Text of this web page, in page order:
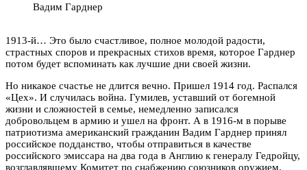
Вадим Гарднер
1913-й… Это было счастливое, полное молодой радости,
страстных споров и прекрасных стихов время, которое Гарднер
потом будет вспоминать как лучшие дни своей жизни.
Но никакое счастье не длится вечно. Пришел 1914 год. Распался
«Цех». И случилась война. Гумилев, уставший от богемной
жизни и сложностей в семье, немедленно записался
добровольцем в армию и ушел на фронт. А в 1916-м в порыве
патриотизма американский гражданин Вадим Гарднер принял
российское подданство, чтобы отправиться в качестве
российского эмиссара на два года в Англию к генералу Гедройцу,
возглавлявшему Комитет по снабжению союзников оружием.